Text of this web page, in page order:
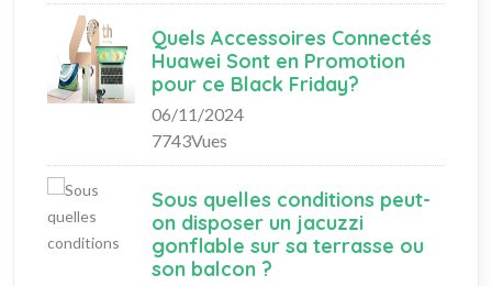
Quels Accessoires Connectés
Huawei Sont en Promotion
pour ce Black Friday?
06/11/2024
7743Vues
Sous quelles conditions peut-
on disposer un jacuzzi
gonflable sur sa terrasse ou
son balcon ?